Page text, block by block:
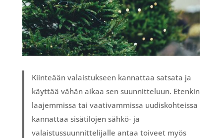
Kiinteään valaistukseen kannattaa satsata ja
käyttää vähän aikaa sen suunnitteluun. Etenkin
laajemmissa tai vaativammissa uudiskohteissa
kannattaa sisätilojen sähkö- ja
valaistussuunnittelijalle antaa toiveet myös